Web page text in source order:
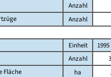
Anzahl
Anzahl
Einheit 1995
Anzahl 3
Fläche
ha .